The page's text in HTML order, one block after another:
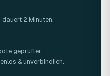
in Osthofen?
eigenen Auftragsdaten):
Region und
unten). Ihren
nennt Ihnen der
2 Minuten.
geprüfter
& unverbindlich.